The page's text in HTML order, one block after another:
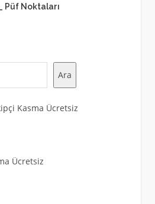
Püf Noktaları
Ara
Kasma Ücretsiz
Ücretsiz